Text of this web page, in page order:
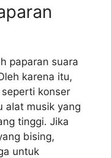
paparan suara
karena itu,
konser
alat musik yang
tinggi. Jika
bising,
untuk